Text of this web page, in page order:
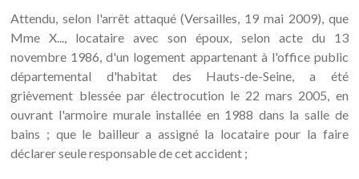
Attendu, selon l'arrêt attaqué (Versailles, 19 mai 2009), que
Mme X..., locataire avec son époux, selon acte du 13
novembre 1986, d'un logement appartenant à l'office public
départemental d'habitat des Hauts-de-Seine, a été
grièvement blessée par électrocution le 22 mars 2005, en
ouvrant l'armoire murale installée en 1988 dans la salle de
bains ; que le bailleur a assigné la locataire pour la faire
déclarer seule responsable de cet accident ;